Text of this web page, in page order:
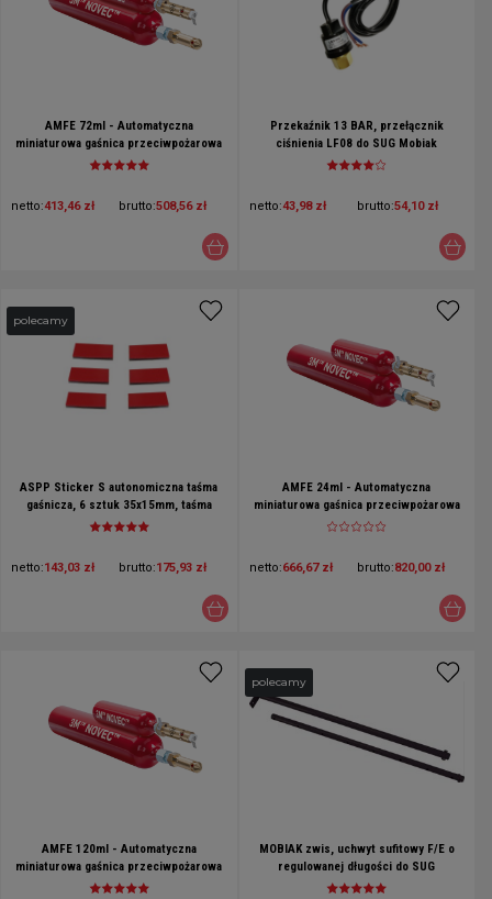
AMFE 72ml - Automatyczna
miniaturowa gaśnica przeciwpożarowa
z gazem NOVEC - VDS
netto:413,46 zł brutto:508,56 zł
Przekaźnik 13 BAR, przełącznik
ciśnienia LF08 do SUG Mobiak
netto:43,98 zł brutto:54,10 zł
ASPP Sticker S autonomiczna taśma
gaśnicza, 6 sztuk 35x15mm, taśma
ogniochronna, plaster ppoż do
netto:143,03 zł brutto:175,93 zł
polecamy
AMFE 24ml - Automatyczna
miniaturowa gaśnica przeciwpożarowa
z gazem NOVEC - VDS
netto:666,67 zł brutto:820,00 zł
AMFE 120ml - Automatyczna
miniaturowa gaśnica przeciwpożarowa
z gazem NOVEC - VDS
MOBIAK zwis, uchwyt sufitowy F/E o
regulowanej długości do SUG
polecamy